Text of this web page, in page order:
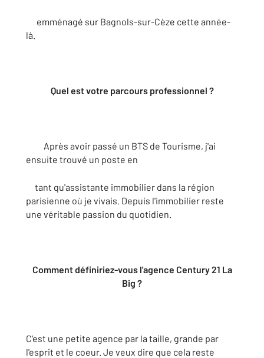
emménagé sur Bagnols-sur-Cèze cette année-
là.
Quel est votre parcours professionnel ?
Après avoir passé un BTS de Tourisme, j'ai
ensuite trouvé un poste en
tant qu'assistante immobilier dans la région
parisienne où je vivais. Depuis l'immobilier reste
une véritable passion du quotidien.
Comment définiriez-vous l'agence Century 21 La
Big ?
C'est une petite agence par la taille, grande par
l'esprit et le coeur. Je veux dire que cela reste